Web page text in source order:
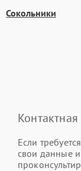
Сокольники
Если
свои данные